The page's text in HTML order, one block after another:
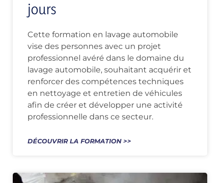
jours
Cette formation en lavage automobile
vise des personnes avec un projet
professionnel avéré dans le domaine du
lavage automobile, souhaitant acquérir et
renforcer des compétences techniques
en nettoyage et entretien de véhicules
afin de créer et développer une activité
professionnelle dans ce secteur.
DÉCOUVRIR LA FORMATION >>